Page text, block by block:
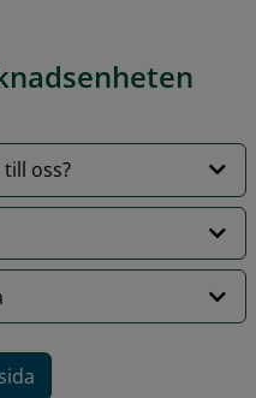
oss?